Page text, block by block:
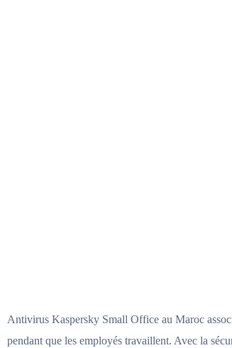
Antivirus Kaspersky Small Office au Maroc
pendant que les employés travaillent. Avec la